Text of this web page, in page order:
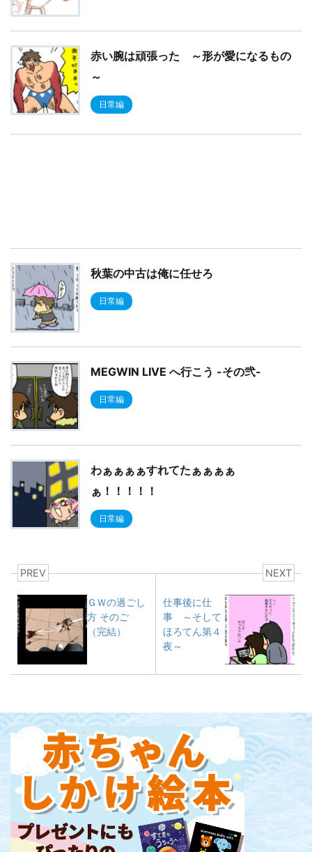
赤い腕は頑張った ～形が愛になるもの
～
日常編
秋葉の中古は俺に任せろ
日常編
MEGWIN LIVE へ行こう -その弐-
日常編
わぁぁぁぁすれてたぁぁぁぁ
ぁ！！！！！
日常編
PREV
ＧＷの過ごし
方 そのご
（完結）
NEXT
仕事後に仕
事 ～そして
ほろてん第４
夜～